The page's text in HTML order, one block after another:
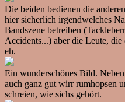
Die beiden bedienen die
hier sicherlich irgendwelches
Bandszene betreiben
Accidents...) aber die Leute,
eh.
Ein wunderschönes Bild.
auch ganz gut wirr rumhopsen
schreien, wie sichs gehört.